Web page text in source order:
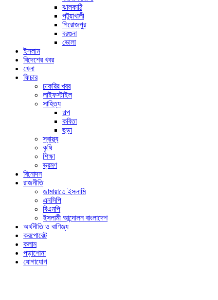
ঝালকাঠি
পটুয়াখালী
পিরোজপুর
বরগুনা
ভোলা
ইসলাম
বিদেশের খবর
খেলা
ফিচার
চাকরির খবর
লাইফস্টাইল
সাহিত্য
গল্প
কবিতা
ছড়া
স্বাস্থ্য
কৃষি
শিক্ষা
ভ্রমণ
বিনোদন
রাজনীতি
জামায়াতে ইসলামি
এনসিপি
বিএনপি
ইসলামী আন্দোলন বাংলাদেশ
অর্থনীতি ও বাণিজ্য
করপোরেট
কলাম
পড়াশোনা
যোগাযোগ